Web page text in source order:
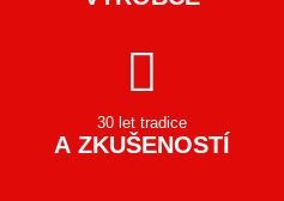
30 let tradice
A ZKUŠENOSTÍ